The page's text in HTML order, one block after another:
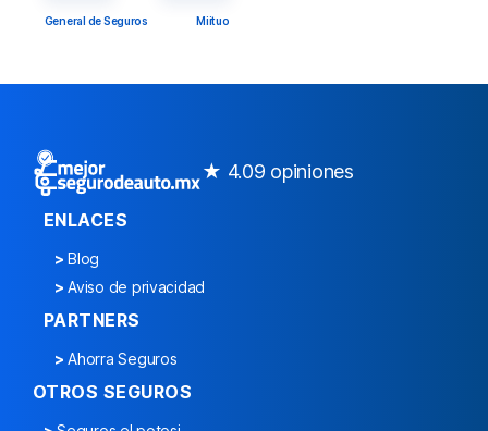
General de Seguros Miituo
★ 4.09 opiniones
ENLACES
> Blog
> Aviso de privacidad
PARTNERS
> Ahorra Seguros
OTROS SEGUROS